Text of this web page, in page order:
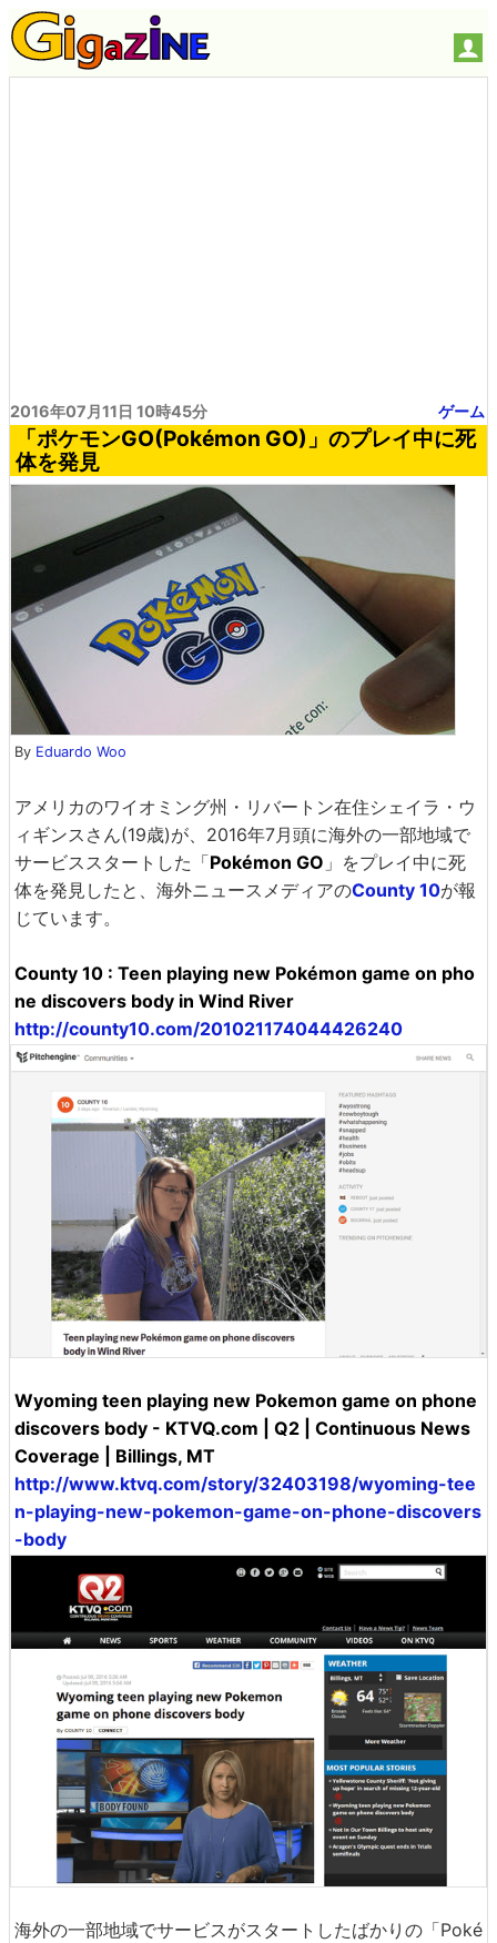
2016年07月11日 10時45分 ゲーム
「ポケモンGO(Pokémon GO)」のプレイ中に死
体を発見
By Eduardo Woo
アメリカのワイオミング州・リバートン在住シェイラ・ウ
ィギンスさん(19歳)が、2016年7月頭に海外の一部地域で
サービススタートした「Pokémon GO 」をプレイ中に死
体を発見したと、海外ニュースメディアのCounty 10が報
じています。
County 10 : Teen playing new Pokémon game on pho
ne discovers body in Wind River
http://county10.com/201021174044426240
Wyoming teen playing new Pokemon game on phone
discovers body - KTVQ.com | Q2 | Continuous News
Coverage | Billings, MT
http://www.ktvq.com/story/32403198/wyoming-tee
n-playing-new-pokemon-game-on-phone-discovers
-body
海外の一部地域でサービスがスタートしたばかりの「Poké